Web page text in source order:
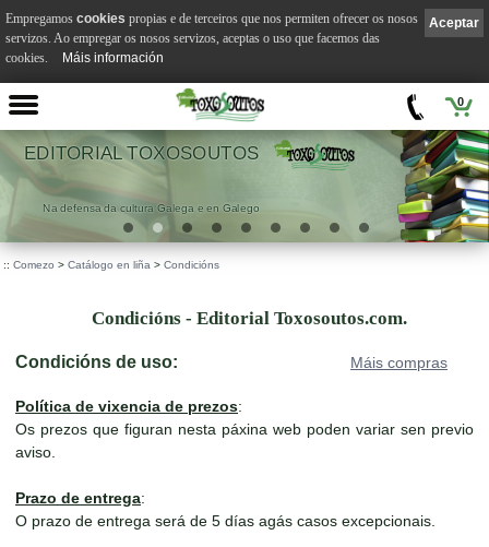
0
EDITORIAL TOXOSOUTOS
Na defensa da cultura Galega e en Galego
:: Comezo > Catálogo en liña > Condicións
Condicións - Editorial Toxosoutos.com.
Máis compras
Condicións de uso:
Política de vixencia de prezos:
Os prezos que figuran nesta páxina web poden variar sen previo
aviso.
Prazo de entrega:
O prazo de entrega será de 5 días agás casos excepcionais.
Aceptar
Empregamos cookies propias e de terceiros que nos permiten ofrecer os nosos
servizos. Ao empregar os nosos servizos, aceptas o uso que facemos das
cookies.
Máis información